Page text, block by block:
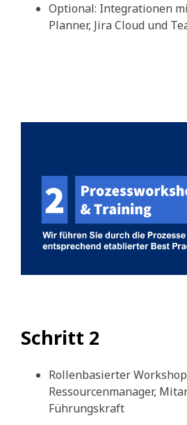
Optional: Integrationen
Planner, Jira Cloud und
Schritt 2
Rollenbasierter
Ressourcenmanager,
Führungskraft